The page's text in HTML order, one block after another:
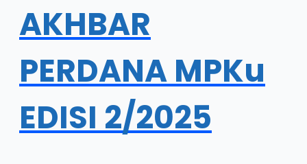
AKHBAR
PERDANA MPKu
EDISI 2/2025